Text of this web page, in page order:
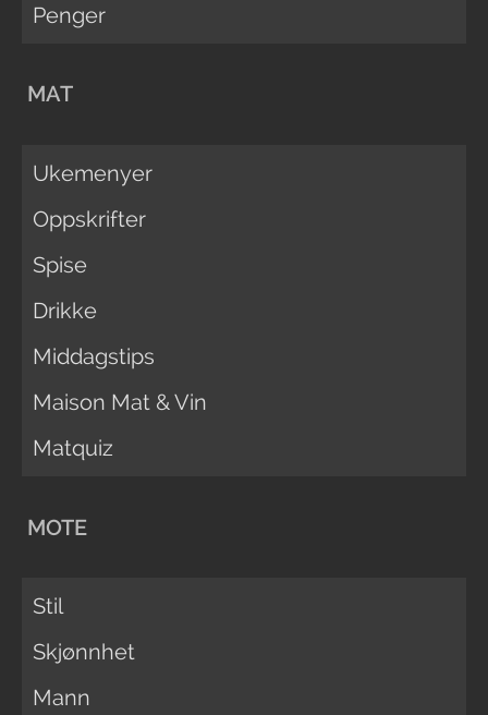
Penger
MAT
Ukemenyer
Oppskrifter
Spise
Drikke
Middagstips
Maison Mat & Vin
Matquiz
MOTE
Stil
Skjønnhet
Mann